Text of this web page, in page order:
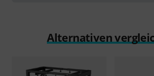
Alternativen